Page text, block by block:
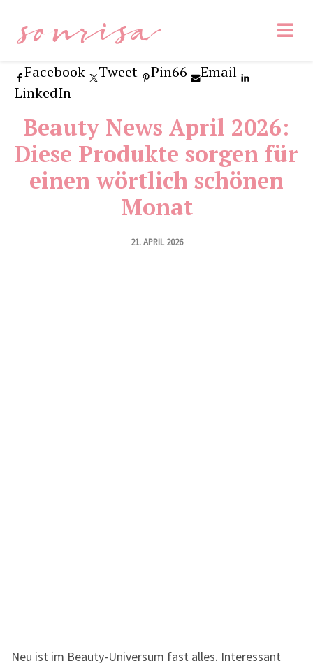
sonrisa
Facebook Tweet Pin66
Email
LinkedIn
Beauty News April 2026:
Diese Produkte sorgen für
einen wörtlich schönen
Monat
21. APRIL 2026
Neu ist im Beauty-Universum fast alles. Interessant